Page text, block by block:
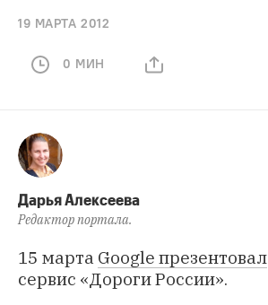
19 МАРТА 2012
0 МИН
Дарья Алексеева
Редактор портала.
15 марта Google презентовал
сервис «Дороги России».